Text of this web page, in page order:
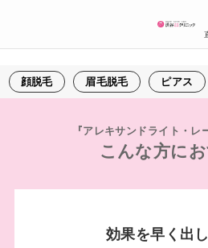
『ア
顔脱毛 眉毛脱毛 ピアス
『アレキサンドライト・レ
こんな方に
効果を早く出